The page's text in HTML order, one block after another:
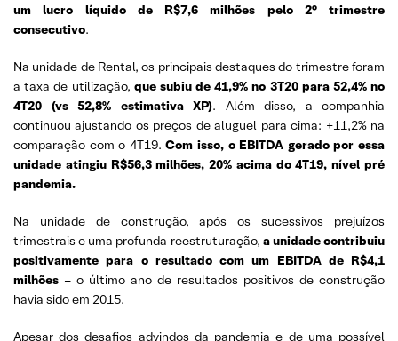
um lucro líquido de R$7,6 milhões pelo 2° trimestre
consecutivo.
Na unidade de Rental, os principais destaques do trimestre foram
a taxa de utilização, que subiu de 41,9% no 3T20 para 52,4% no
4T20 (vs 52,8% estimativa XP). Além disso, a companhia
continuou ajustando os preços de aluguel para cima: +11,2% na
comparação com o 4T19.Com isso, o EBITDA gerado por essa
unidade atingiu R$56,3 milhões, 20% acima do 4T19, nível pré
pandemia.
Na unidade de construção, após os sucessivos prejuízos
trimestrais e uma profunda reestruturação, a unidade contribuiu
positivamente para o resultado com um EBITDA de R$4,1
milhões – o último ano de resultados positivos de construção
havia sido em 2015.
Apesar dos desafios advindos da pandemia e de uma possível